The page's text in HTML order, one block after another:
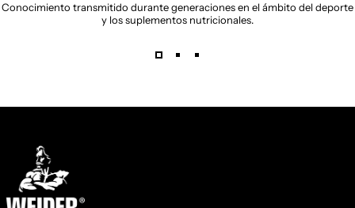
Conocimiento transmitido durante generaciones en el ámbito del deporte
y los suplementos nutricionales.
Weider